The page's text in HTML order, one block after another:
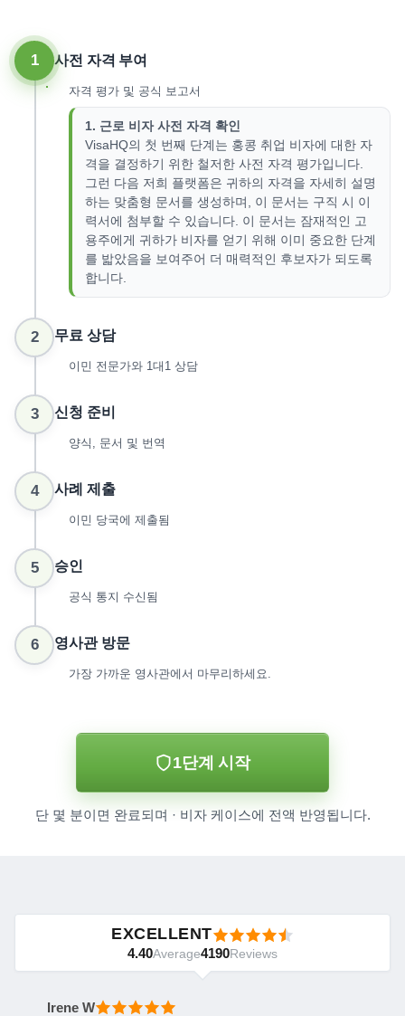
1 사전 자격 부여
자격 평가 및 공식 보고서
1. 근로 비자 사전 자격 확인
VisaHQ의 첫 번째 단계는 홍콩 취업 비자에 대한 자
격을 결정하기 위한 철저한 사전 자격 평가입니다.
그런 다음 저희 플랫폼은 귀하의 자격을 자세히 설명
하는 맞춤형 문서를 생성하며, 이 문서는 구직 시 이
력서에 첨부할 수 있습니다. 이 문서는 잠재적인 고
용주에게 귀하가 비자를 얻기 위해 이미 중요한 단계
를 밟았음을 보여주어 더 매력적인 후보자가 되도록
합니다.
2 무료 상담
이민 전문가와 1대1 상담
3 신청 준비
양식, 문서 및 번역
4 사례 제출
이민 당국에 제출됨
5 승인
공식 통지 수신됨
6 영사관 방문
가장 가까운 영사관에서 마무리하세요.
1단계 시작
단 몇 분이면 완료되며 · 비자 케이스에 전액 반영됩니다.
EXCELLENT
4.40Average4190Reviews
Irene W